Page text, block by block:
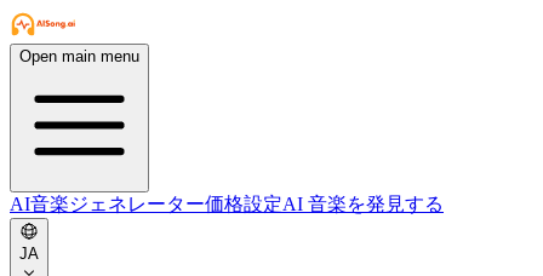
Open main menu
AI音楽ジェネレーター価格設定AI 音楽を発見する
JA